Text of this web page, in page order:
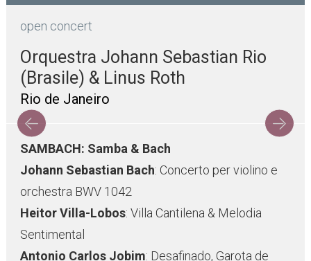
open concert
Orquestra Johann Sebastian Rio
(Brasile) & Linus Roth
Rio de Janeiro
SAMBACH: Samba & Bach
Johann Sebastian Bach: Concerto per violino e
orchestra BWV 1042
Heitor Villa-Lobos: Villa Cantilena & Melodia
Sentimental
Antonio Carlos Jobim: Desafinado, Garota de